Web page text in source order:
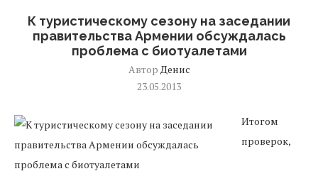
К туристическому сезону на заседании
правительства Армении обсуждалась
проблема с биотуалетами
Автор Денис
23.05.2013
Итогом
проверок,